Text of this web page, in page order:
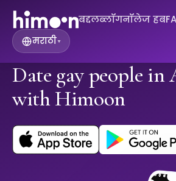
बद्दलब्लॉगनॉलेज हब
मराठी▾
Date gay people in
with Himoon